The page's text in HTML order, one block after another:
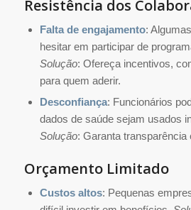
Resistência dos
Falta de engajamento:
hesitar em participar de
Solução: Ofereça incentivos,
para quem aderir.
Desconfiança: Funcionários
dados de saúde sejam usados
Solução: Garanta transparência
Orçamento Limitado
Custos altos: Pequenas